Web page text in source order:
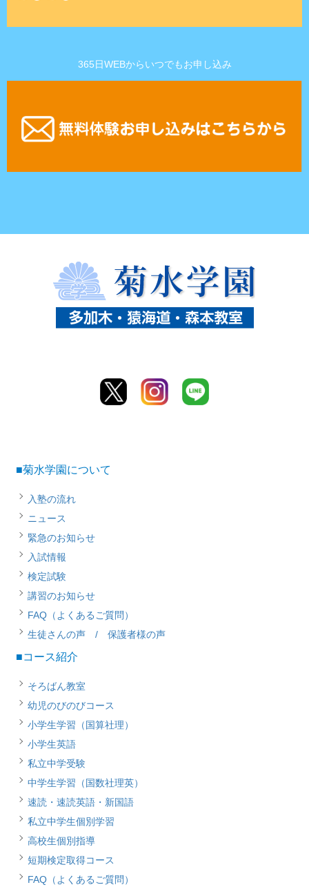
365日WEBからいつでもお申し込み
■菊水学園について
入塾の流れ
ニュース
緊急のお知らせ
入試情報
検定試験
講習のお知らせ
FAQ（よくあるご質問）
生徒さんの声 / 保護者様の声
■コース紹介
そろばん教室
幼児のびのびコース
小学生学習（国算社理）
小学生英語
私立中学受験
中学生学習（国数社理英）
速読・速読英語・新国語
私立中学生個別学習
高校生個別指導
短期検定取得コース
FAQ（よくあるご質問）